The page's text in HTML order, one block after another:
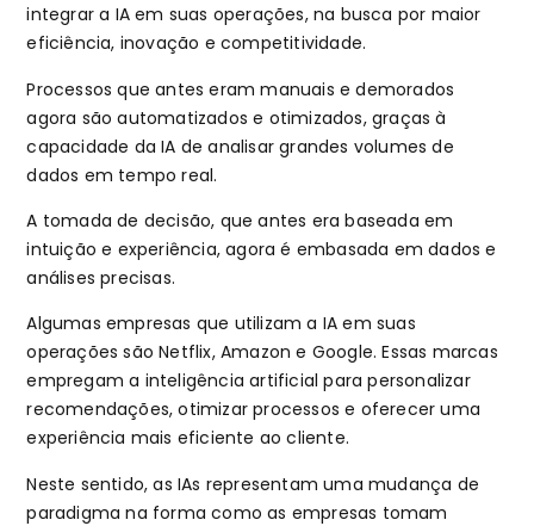
integrar a IA em suas operações, na busca por maior
eficiência, inovação e competitividade.
Processos que antes eram manuais e demorados
agora são automatizados e otimizados, graças à
capacidade da IA de analisar grandes volumes de
dados em tempo real.
A tomada de decisão, que antes era baseada em
intuição e experiência, agora é embasada em dados e
análises precisas.
Algumas empresas que utilizam a IA em suas
operações são Netflix, Amazon e Google. Essas marcas
empregam a inteligência artificial para personalizar
recomendações, otimizar processos e oferecer uma
experiência mais eficiente ao cliente.
Neste sentido, as IAs representam uma mudança de
paradigma na forma como as empresas tomam